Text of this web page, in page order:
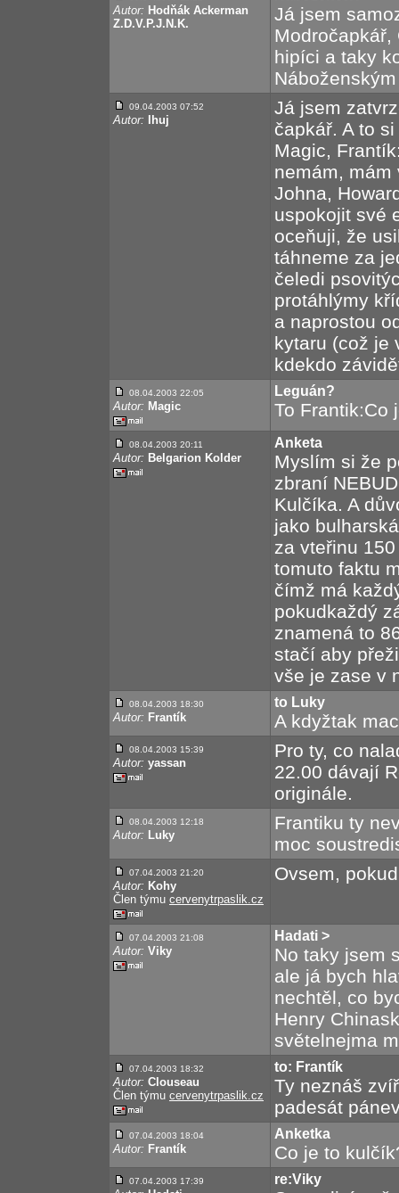
Autor: Hodňák Ackerman
Z.D.V.P.J.N.K.
Já jsem
hipíci a taky
09.04.2003 07:52
Autor: Ihuj
Já jsem
čapkář. A to
Magic,
nemám,
Johna,
uspokojit své
oceňuji, že
táhneme za
čeledi
protáhlýmy
a naprostou
kytaru (což je
kdekdo
08.04.2003 22:05
Autor: Magic
Leguán?
To Frantik:Co
08.04.2003 20:11
Autor: Belgarion Kolder
Anketa
Myslím si že
zbraní
Kulčíka. A
jako
za vteřinu
tomuto faktu
čímž má
pokudkaždý
znamená to
stačí aby
vše je zase v
08.04.2003 18:30
Autor: Frantík
to Luky
A kdyžtak
08.04.2003 15:39
Autor: yassan
Pro ty, co
22.00 dávají
originále.
08.04.2003 12:18
Autor: Luky
Frantiku ty
moc
07.04.2003 21:20
Autor: Kohy
Člen týmu cervenytrpaslik.cz
Ovsem,
07.04.2003 21:08
Autor: Viky
Hadati >
No taky jsem
ale já bych
nechtěl, co
Henry
světelnejma
07.04.2003 18:32
Autor: Clouseau
Člen týmu cervenytrpaslik.cz
to: Frantík
Ty neznáš
padesát
07.04.2003 18:04
Autor: Frantík
Anketka
Co je to
07.04.2003 17:39 re:Viky